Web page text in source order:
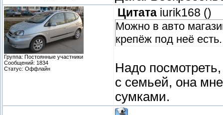
Группа: Постоянные участники
Сообщений: 1834
Статус: Оффлайн
Цитата iurik168 ()
Можно в авто
крепёж под неё есть.
Надо
с семьей, она
сумками.